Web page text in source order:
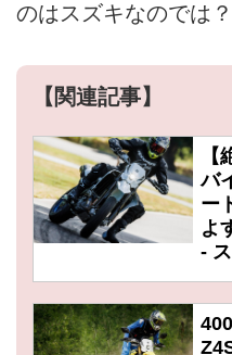
のはスズキなのでは
【関連記事】
バ
ー
よ
-